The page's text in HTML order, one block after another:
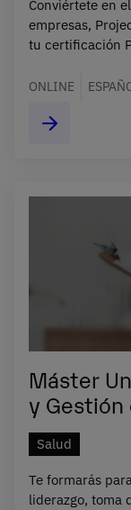
Conviértete en
empresas,
tu certificación
ONLINE
Máster
y Gestión
Salud
Te formarás
liderazgo, toma